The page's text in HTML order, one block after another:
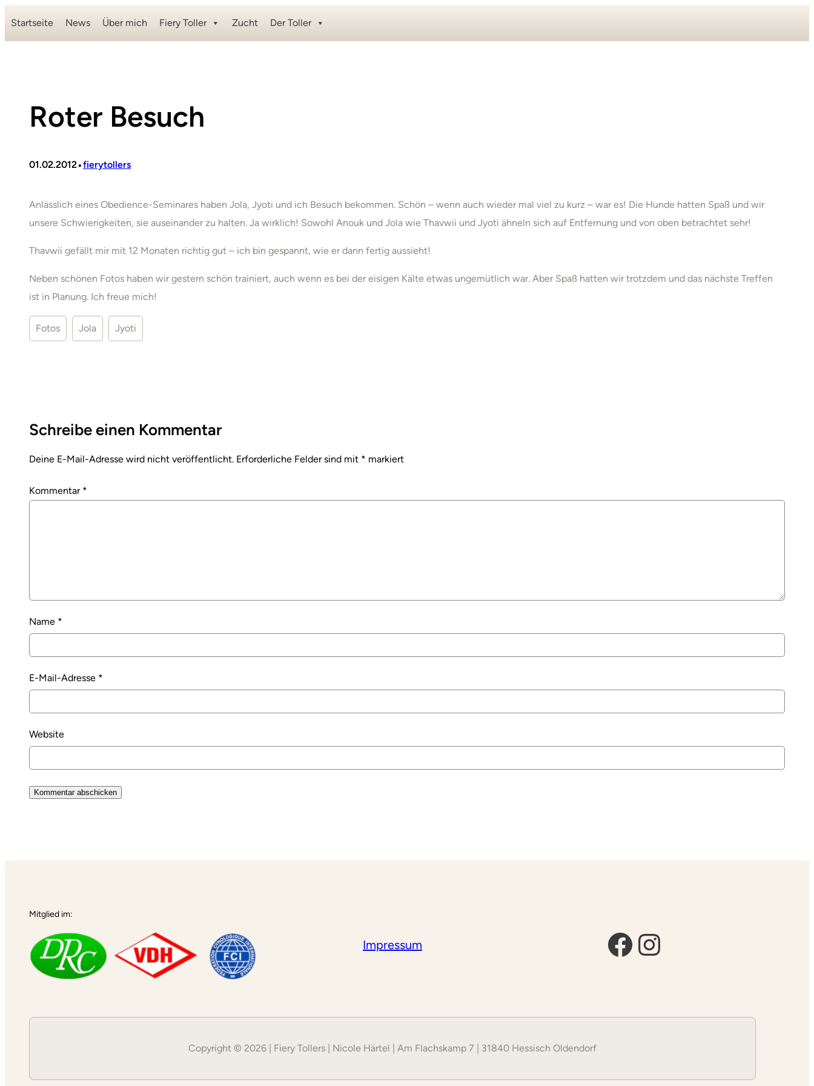
Inhalt
Startseite News Über mich Fiery Toller Zucht Der Toller
Roter Besuch
01.02.2012•fierytollers
Anlässlich eines Obedience-Seminares haben Jola, Jyoti und ich Besuch bekommen. Schön – wenn auch wieder mal viel zu kurz – war es! Die Hunde hatten Spaß und wir
unsere Schwierigkeiten, sie auseinander zu halten. Ja wirklich! Sowohl Anouk und Jola wie Thavwii und Jyoti ähneln sich auf Entfernung und von oben betrachtet sehr!
Thavwii gefällt mir mit 12 Monaten richtig gut – ich bin gespannt, wie er dann fertig aussieht!
Neben schönen Fotos haben wir gestern schön trainiert, auch wenn es bei der eisigen Kälte etwas ungemütlich war. Aber Spaß hatten wir trotzdem und das nächste Treffen
ist in Planung. Ich freue mich!
Fotos Jola Jyoti
Schreibe einen Kommentar
Deine E-Mail-Adresse wird nicht veröffentlicht. Erforderliche Felder sind mit * markiert
Kommentar *
Name *
E-Mail-Adresse *
Website
Mitglied im:
Impressum Facebook Instagram
Copyright © 2026 | Fiery Tollers | Nicole Härtel | Am Flachskamp 7 | 31840 Hessisch Oldendorf